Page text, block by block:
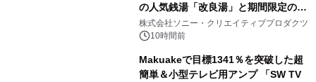
の人気銭湯「改良湯」と期間限定のコ
ラボレーション サウナイキタイコラ
ボグッズも発売決定！
株式会社ソニー・クリエイティブプロダクツ
10時間前
Makuakeで目標1341％を突破した超
簡単＆小型テレビ用アンプ 「SW TV